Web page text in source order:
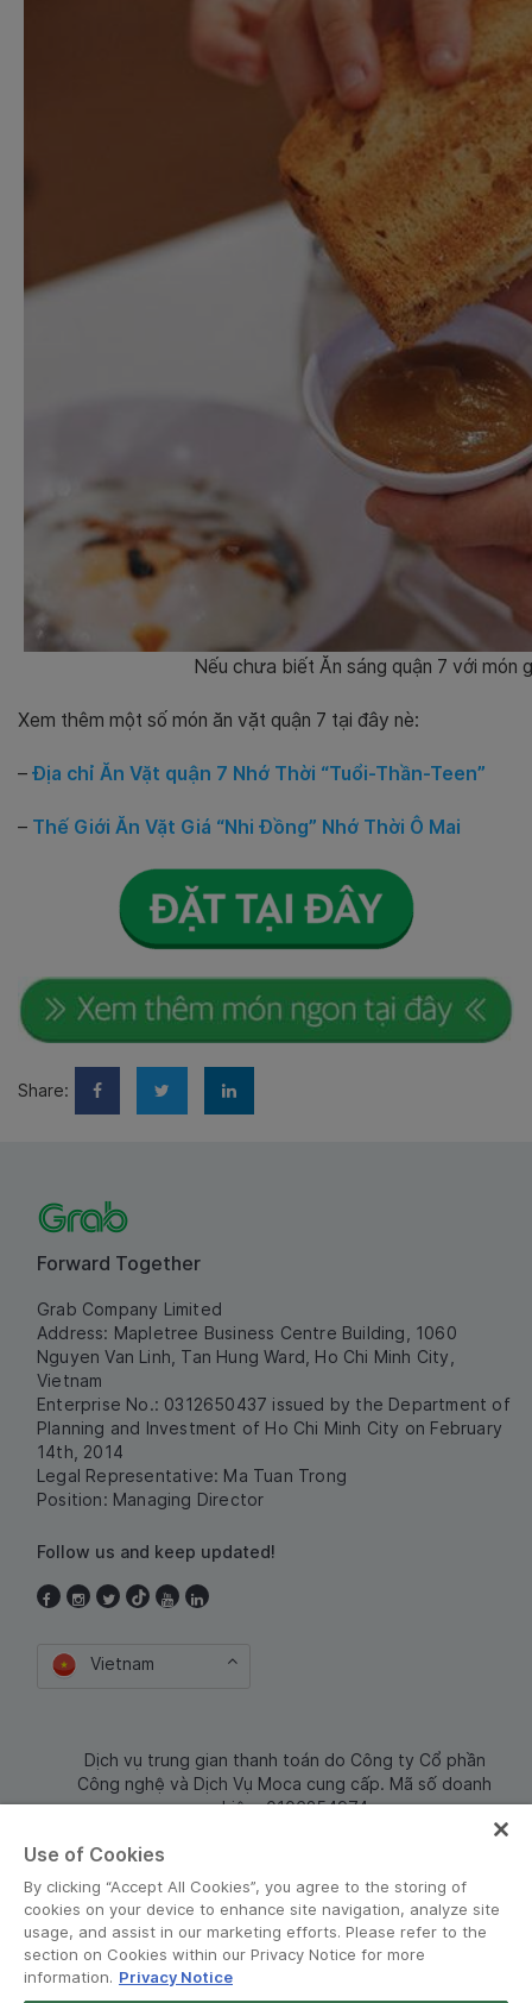
Nếu chưa biết Ăn sáng quận 7 với
Xem thêm một số món ăn vặt quận 7 tại đây nè:
– Địa chỉ Ăn Vặt quận 7 Nhớ Thời “Tuổi-Thần-Teen”
– Thế Giới Ăn Vặt Giá “Nhi Đồng” Nhớ Thời Ô Mai
Share:
Forward Together
Grab Company Limited
Address: Mapletree Business Centre Building, 1060
Nguyen Van Linh, Tan Hung Ward, Ho Chi Minh City,
Vietnam
Enterprise No.: 0312650437 issued by the Department of
Planning and Investment of Ho Chi Minh City on February
14th, 2014
Legal Representative: Ma Tuan Trong
Position: Managing Director
Follow us and keep updated!
Vietnam
Dịch vụ trung gian thanh toán do Công ty Cổ phần
Công nghệ và Dịch Vụ Moca cung cấp. Mã số doanh
nghiệp: 0106254974
Use of Cookies
By clicking “Accept All Cookies”, you agree to the storing of
cookies on your device to enhance site navigation, analyze site
usage, and assist in our marketing efforts. Please refer to the
section on Cookies within our Privacy Notice for more
information. Privacy Notice